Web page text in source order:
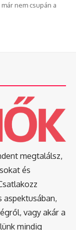
nem csupán a
megtalálsz,
és
aspektusában,
vagy akár a
mindig